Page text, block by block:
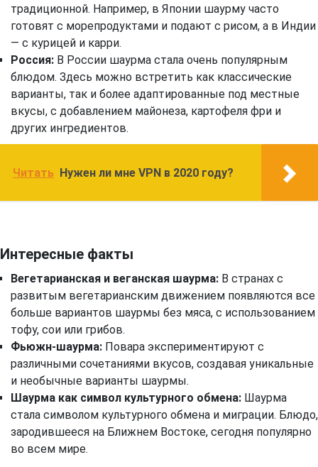
традиционной. Например, в Японии шаурму часто
готовят с морепродуктами и подают с рисом, а в Индии
— с курицей и карри.
Россия: В России шаурма стала очень популярным
блюдом. Здесь можно встретить как классические
варианты, так и более адаптированные под местные
вкусы, с добавлением майонеза, картофеля фри и
других ингредиентов.
Читать Нужен ли мне VPN в 2020 году?
Интересные факты
Вегетарианская и веганская шаурма: В странах с
развитым вегетарианским движением появляются все
больше вариантов шаурмы без мяса, с использованием
тофу, сои или грибов.
Фьюжн-шаурма: Повара экспериментируют с
различными сочетаниями вкусов, создавая уникальные
и необычные варианты шаурмы.
Шаурма как символ культурного обмена: Шаурма
стала символом культурного обмена и миграции. Блюдо,
зародившееся на Ближнем Востоке, сегодня популярно
во всем мире.